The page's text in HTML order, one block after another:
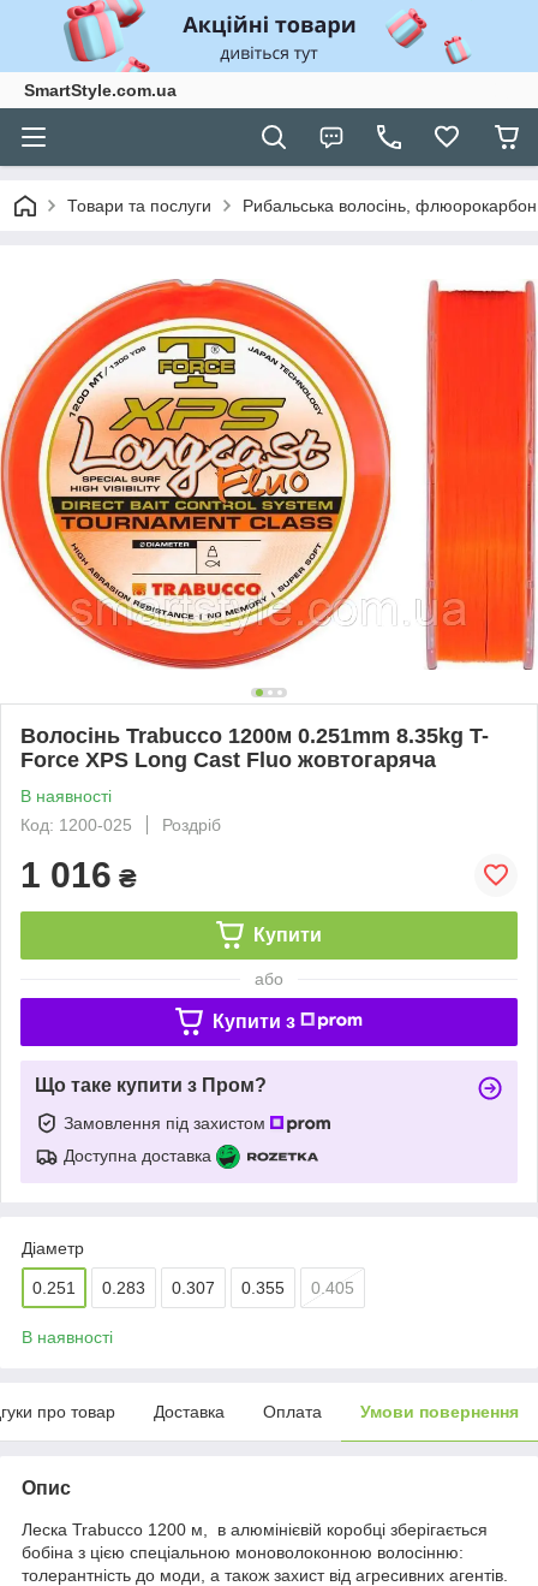
SmartStyle.com.ua
Товари та послуги Рибальська волосінь, флюорокарбон
Волосінь Trabucco 1200м 0.251mm 8.35kg T-
Force XPS Long Cast Fluo жовтогаряча
В наявності
Код: 1200-025
Роздріб
1 016 ₴
Купити
або
Купити з
Що таке купити з Пром?
Замовлення під захистом
Доступна доставка
Діаметр
0.251 0.283 0.307 0.355 0.405
В наявності
про товар Доставка Оплата Умови повернення
Опис
Леска Trabucco 1200 м, в алюмінієвій коробці зберігається
бобіна з цією спеціальною моноволоконною волосінню:
толерантність до моди, а також захист від агресивних агентів.